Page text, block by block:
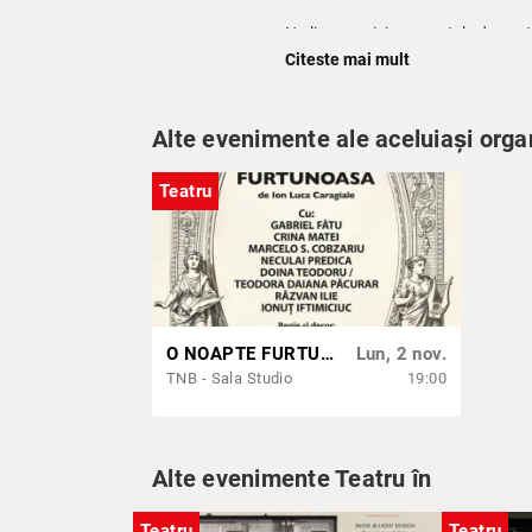
Nu lipsesc nici momentele
Ministrului Iorgu Vasiliu. Cu
Distribuție: Adriana Trandafir,
Citeste mai mult
Alte evenimente ale aceluiași
Teatru
O NOAPTE FURTUNOASĂ
TNB - Sala Studio
Lun, 2 nov.
19:00
Alte evenimente Teatru în